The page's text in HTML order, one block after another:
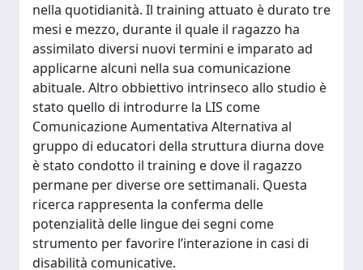
nella quotidianità. Il training attuato è durato tre
mesi e mezzo, durante il quale il ragazzo ha
assimilato diversi nuovi termini e imparato ad
applicarne alcuni nella sua comunicazione
abituale. Altro obbiettivo intrinseco allo studio è
stato quello di introdurre la LIS come
Comunicazione Aumentativa Alternativa al
gruppo di educatori della struttura diurna dove
è stato condotto il training e dove il ragazzo
permane per diverse ore settimanali. Questa
ricerca rappresenta la conferma delle
potenzialità delle lingue dei segni come
strumento per favorire l’interazione in casi di
disabilità comunicative.